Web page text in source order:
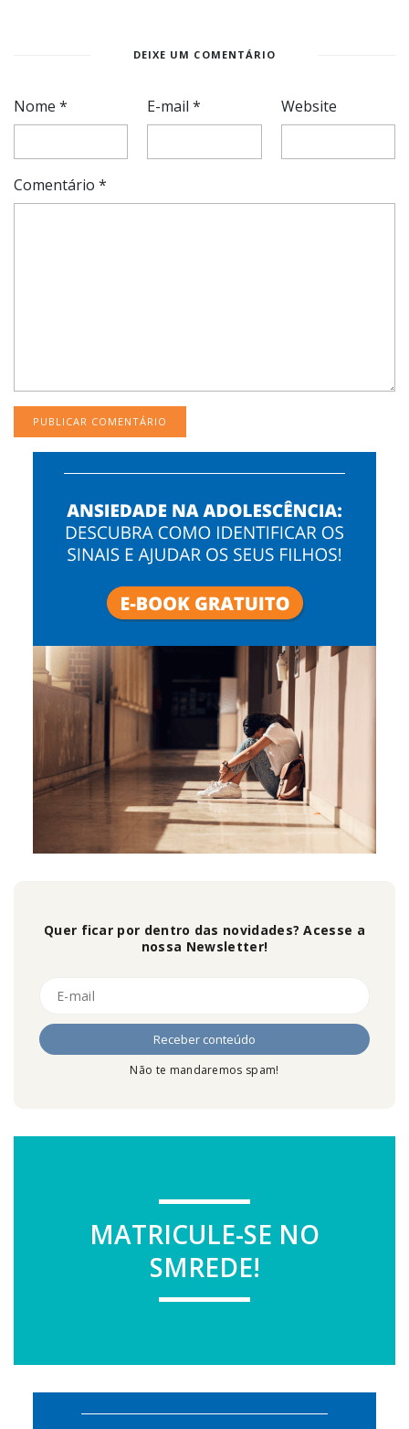
DEIXE UM COMENTÁRIO
Nome * E-mail* Website
Comentário *
Quer ficar por dentro das novidades? Acesse a
nossa Newsletter!
Não te mandaremos spam!
MATRICULE-SE NO
SMREDE!